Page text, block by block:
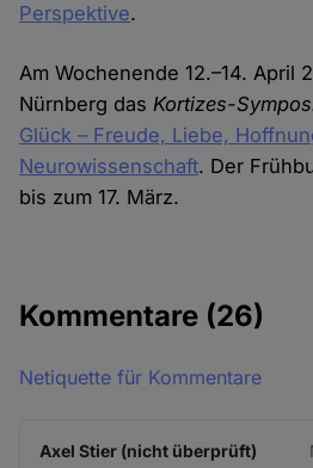
Perspektive.
Am Wochenende 12.–14. April
Nürnberg dasKortizes-
Glück – Freude, Liebe,
Neurowissenschaft. Der
bis zum 17. März.
Kommentare (26)
Netiquette für Kommentare
Axel Stier (nicht überprüft)